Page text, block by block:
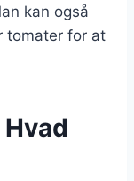
kan også
tomater for at